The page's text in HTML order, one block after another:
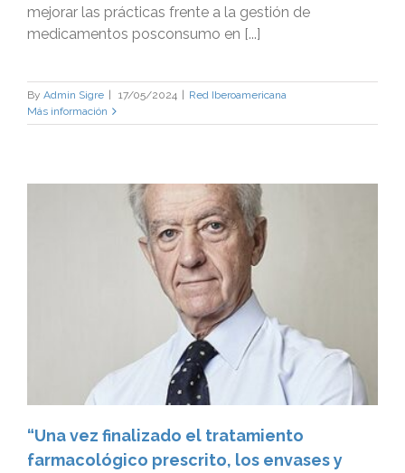
mejorar las prácticas frente a la gestión de
medicamentos posconsumo en [...]
By Admin Sigre | 17/05/2024 | Red Iberoamericana
Más información
“Una vez finalizado el tratamiento
farmacológico prescrito, los envases y